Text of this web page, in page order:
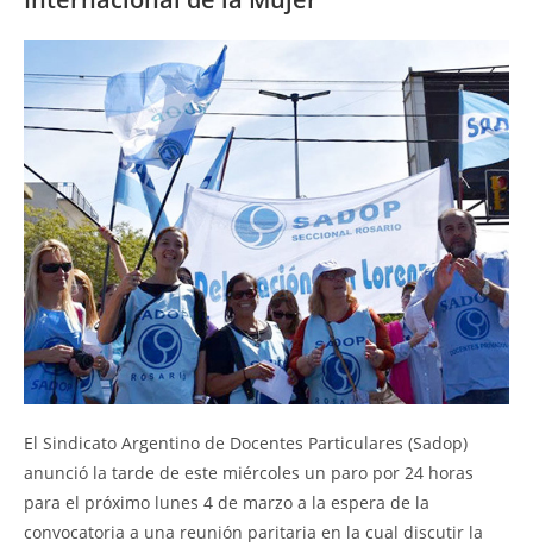
El Sindicato Argentino de Docentes Particulares (Sadop)
anunció la tarde de este miércoles un paro por 24 horas
para el próximo lunes 4 de marzo a la espera de la
convocatoria a una reunión paritaria en la cual discutir la